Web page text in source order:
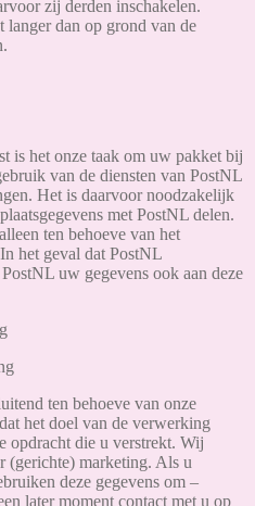
zij derden inschakelen.
dan op grond van de
is het onze taak om uw pakket bij
van de diensten van PostNL
Het is daarvoor noodzakelijk
met PostNL delen.
ten behoeve van het
het geval dat PostNL
uw gegevens ook aan deze
ten behoeve van onze
het doel van de verwerking
opdracht die u verstrekt. Wij
(gerichte) marketing. Als u
deze gegevens om –
later moment contact met u op